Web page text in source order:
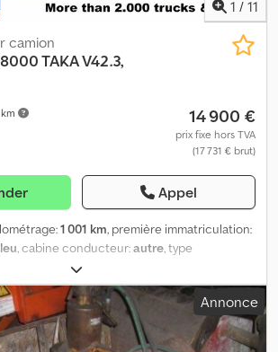
1 / 11
camion
TAKA V42.3,
14 900 €
prix fixe hors TVA
(17 731 € brut)
Appel
1 001 km, première immatriculation:
, cabine conducteur:autre, type
, Année de construction:
du véhicule : Bovenden, poste de
stabilisation hydraulique à 4 points, 5
jib, treuil à câble. Dcjdpowrpvljfx An Eek
m – 2 670 kg, 26,7 m – 390 kg, treuil à câble
Annonce